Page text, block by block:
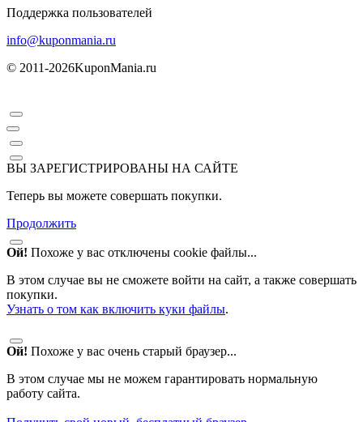
Поддержка пользователей
info@kuponmania.ru
© 2011-2026KuponMania.ru
ВЫ ЗАРЕГИСТРИРОВАНЫ НА САЙТЕ
Теперь вы можете совершать покупки.
Продолжить
Ой! Похоже у вас отключены cookie файлы...
В этом случае вы не сможете войти на сайт, а также совершать
покупки.
Узнать о том как включить куки файлы.
Ой! Похоже у вас очень старый браузер...
В этом случае мы не можем гарантировать нормальную
работу сайта.